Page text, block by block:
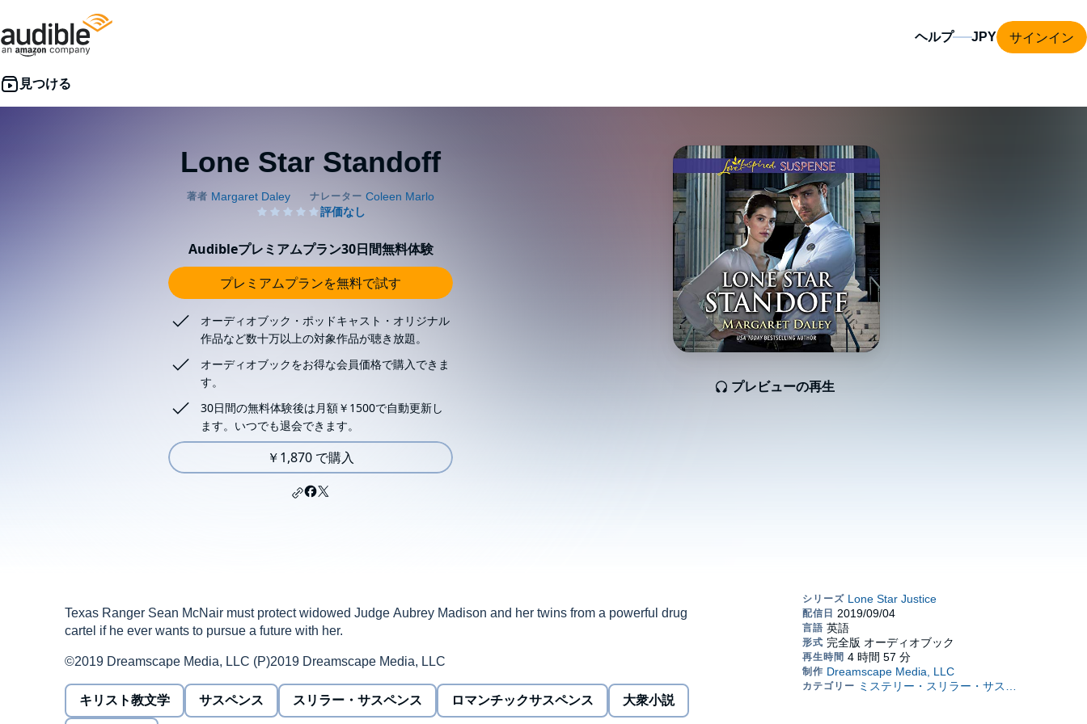
ヘルプ サインイン
Lone Star Standoff
プレビューの再生
Audibleプレミアムプラン30日間無料体験
プレミアムプランを無料で試す
オーディオブック・ポッドキャスト・オリジナル
作品など数十万以上の対象作品が聴き放題。
オーディオブックをお得な会員価格で購入できま
す。
30日間の無料体験後は月額￥1500で自動更新し
ます。いつでも退会できます。
￥1,870 で購入
Texas Ranger Sean McNair must protect widowed Judge Aubrey Madison and her twins from a powerful drug
cartel if he ever wants to pursue a future with her.
©2019 Dreamscape Media, LLC (P)2019 Dreamscape Media, LLC
キリスト教文学 サスペンス スリラー・サスペンス ロマンチックサスペンス 大衆小説